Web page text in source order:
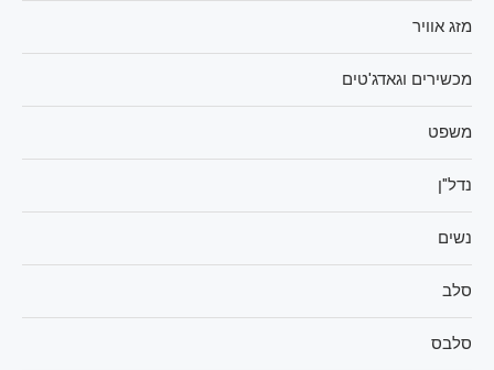
מזג אוויר
מכשירים וגאדג'טים
משפט
נדל"ן
נשים
סלב
סלבס